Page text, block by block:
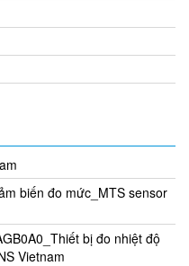
biến đo mức_MTS sensor
bị đo nhiệt độ
Vietnam